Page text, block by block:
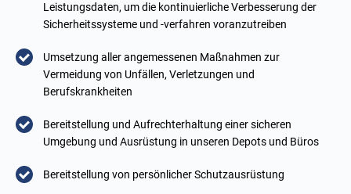
Leistungsdaten, um die kontinuierliche Verbesserung der
Sicherheitssysteme und -verfahren voranzutreiben
Umsetzung aller angemessenen Maßnahmen zur
Vermeidung von Unfällen, Verletzungen und
Berufskrankheiten
Bereitstellung und Aufrechterhaltung einer sicheren
Umgebung und Ausrüstung in unseren Depots und Büros
Bereitstellung von persönlicher Schutzausrüstung